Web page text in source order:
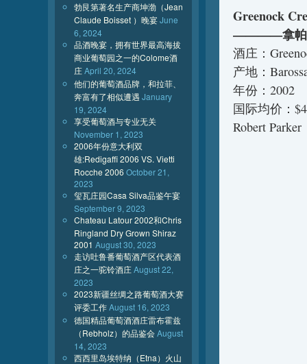
Greenock
————拿帕
酒庄：
产地：
年份：2002
国际均价：
Robert Parker
勃艮第著名生产商坤渤（Jean
Claude Boisset ）晚宴June
6, 2024
品酒晚宴，拥有世界最高海拔
商业葡萄园之一的Colome酒
庄April 20, 2024
他们的葡萄酒品牌，和拉菲、
奔富有了相似遭遇 January
19, 2024
享受葡萄酒与专业无关
November 1, 2023
2006年份意大利双
雄:Redigaffi 2006 VS. Vietti
Rocche 2006 October 21,
2023
玺瓦庄园Casa Silva品鉴午宴
September 9, 2023
Chateau Latour 2002和Chris
Ringland Dry Grown Shiraz
2001 August 30, 2023
走访吐鲁番葡萄酒产区代表酒
庄之一驼铃酒庄August 22,
2023
2023新疆丝绸之路葡萄酒大赛
评委工作August 16, 2023
德国精品葡萄酒酒庄雷布霍兹
（Rebholz）的品鉴会August
14, 2023
西西里岛埃特纳（Etna）火山